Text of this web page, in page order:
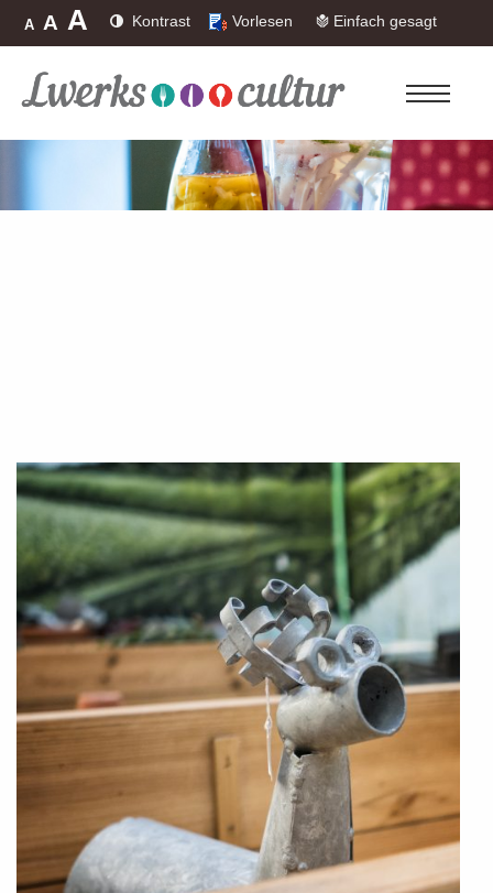
Einfach gesagt
Vorlesen
Kontrast
A A A